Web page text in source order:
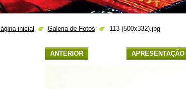
inicial Galeria de Fotos 113 (500x332).jpg
ANTERIOR APRESENTAÇÃO